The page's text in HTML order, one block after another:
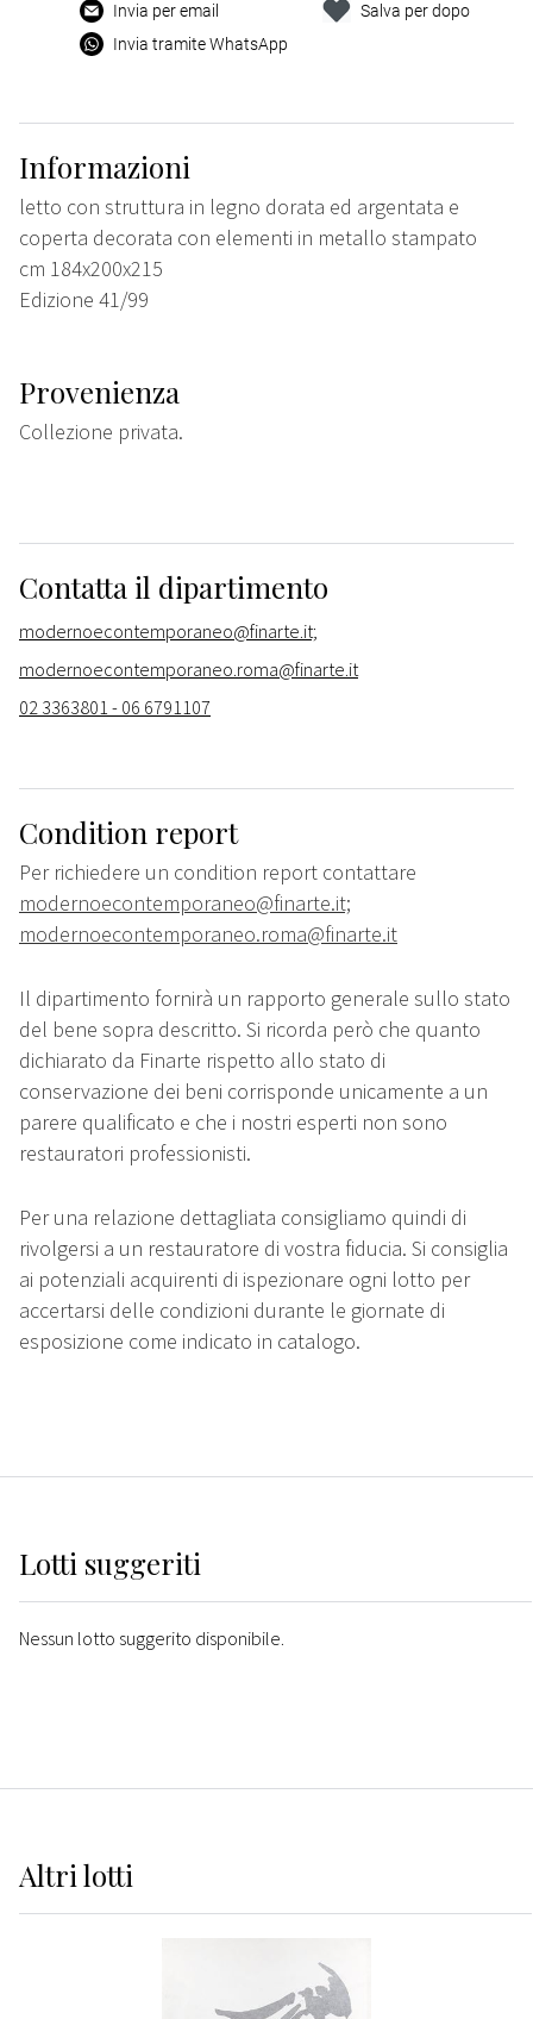
Invia per email
Invia tramite WhatsApp
Salva per dopo
Informazioni
letto con struttura in legno dorata ed argentata e
coperta decorata con elementi in metallo stampato
cm 184x200x215
Edizione 41/99
Provenienza
Collezione privata.
Contatta il dipartimento
modernoecontemporaneo@finarte.it;
modernoecontemporaneo.roma@finarte.it
02 3363801 - 06 6791107
Condition report
Per richiedere un condition report contattare
modernoecontemporaneo@finarte.it;
modernoecontemporaneo.roma@finarte.it
Il dipartimento fornirà un rapporto generale sullo stato
del bene sopra descritto. Si ricorda però che quanto
dichiarato da Finarte rispetto allo stato di
conservazione dei beni corrisponde unicamente a un
parere qualificato e che i nostri esperti non sono
restauratori professionisti.
Per una relazione dettagliata consigliamo quindi di
rivolgersi a un restauratore di vostra fiducia. Si consiglia
ai potenziali acquirenti di ispezionare ogni lotto per
accertarsi delle condizioni durante le giornate di
esposizione come indicato in catalogo.
Lotti suggeriti
Nessun lotto suggerito disponibile.
Altrilotti